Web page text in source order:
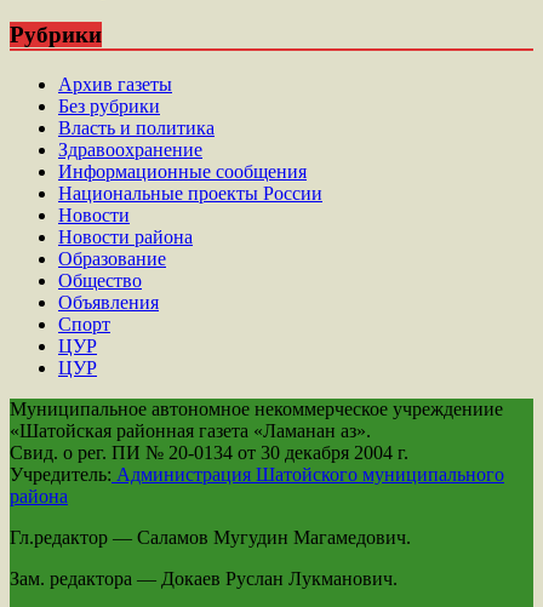
Рубрики
Архив газеты
Без рубрики
Власть и политика
Здравоохранение
Информационные сообщения
Национальные проекты России
Новости
Новости района
Образование
Общество
Объявления
Спорт
ЦУР
ЦУР
Муниципальное автономное некоммерческое учреждениие
«Шатойская районная газета «Ламанан аз».
Свид. о рег. ПИ № 20-0134 от 30 декабря 2004 г.
Учредитель: Администрация Шатойского муниципального
района
Гл.редактор — Саламов Мугудин Магамедович.
Зам. редактора — Докаев Руслан Лукманович.